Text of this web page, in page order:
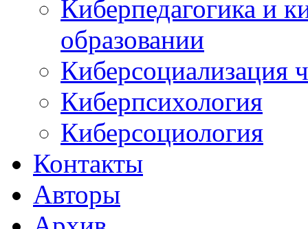
Киберпедагогика и
образовании
Киберсоциализация
Киберпсихология
Киберсоциология
Контакты
Авторы